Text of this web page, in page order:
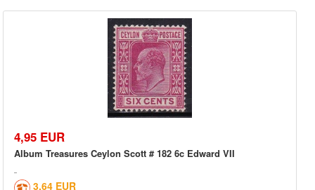
4,95 EUR
Album Treasures Ceylon Scott # 182 6c Edward VII
3,64 EUR